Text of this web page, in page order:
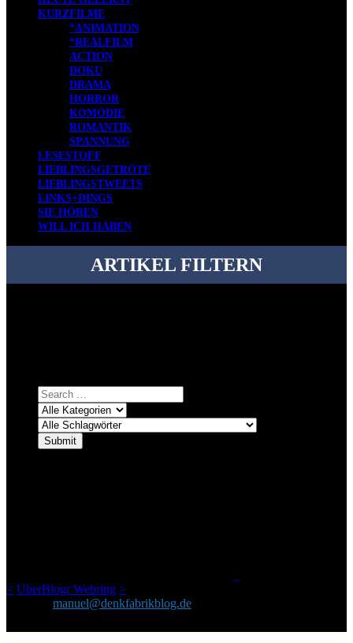
KURZFILME
*ANIMATION
*REALFILM
ACTION
DOKU
DRAMA
HORROR
KOMÖDIE
ROMANTIK
SPANNUNG
LESESTOFF
LIEBLINGSGETRÖTE
LIEBLINGSTWEETS
LINKS+DINGS
SIE HÖREN
WILL ICH HABEN
ARTIKEL FILTERN
< UberBlogr Webring >
manuel@denkfabrikblog.de